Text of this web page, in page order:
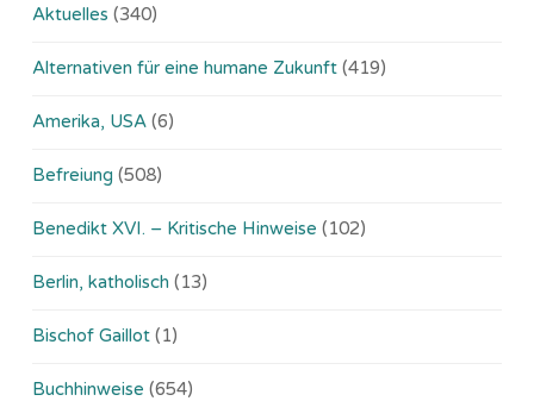
Aktuelles (340)
Alternativen für eine humane Zukunft (419)
Amerika, USA (6)
Befreiung (508)
Benedikt XVI. – Kritische Hinweise (102)
Berlin, katholisch (13)
Bischof Gaillot (1)
Buchhinweise (654)